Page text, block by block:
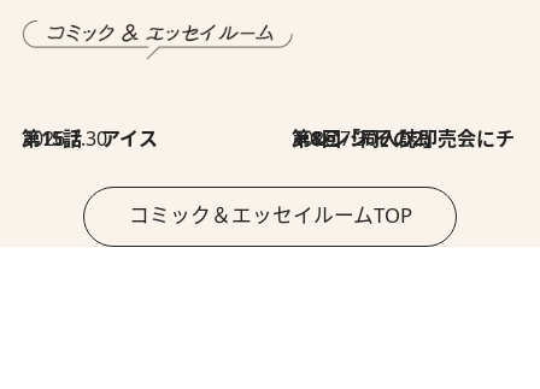
2026.7.30
第15話 アイス 2026.7.30
第8回「同人誌即売会にチャレンジ その2」
コミック＆エッセイルームTOP